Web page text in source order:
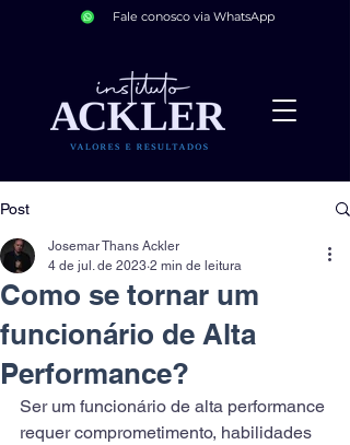
Fale conosco via WhatsApp
Post
Como se tornar um
funcionário de Alta
Performance?
Josemar Thans Ackler
4 de jul. de 2023 2 min de leitura
Ser um funcionário de alta performance
requer comprometimento, habilidades